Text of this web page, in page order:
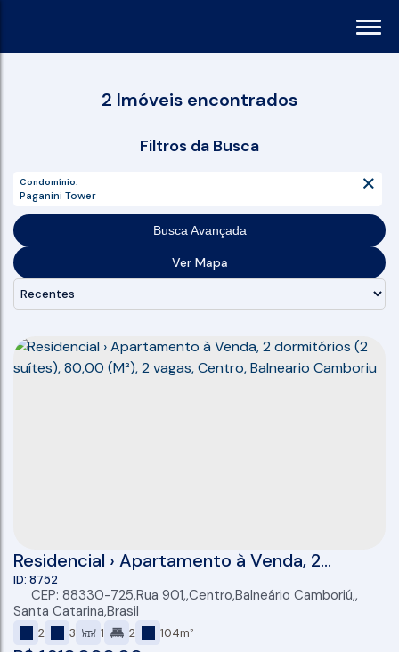
2 Imóveis encontrados
Condomínio:
Paganini Tower
Busca Avançada
Ver Mapa
Residencial › Apartamento à Venda, 2
dormitórios (2 suítes), 80,00 (M²), 2 vagas,
Centro, Balneario Camboriu
8752
CEP: 88330-725,Rua 901 ,Centro,Balneário Camboriú ,
Santa Catarina,Brasil
2 3 1 2 104m²